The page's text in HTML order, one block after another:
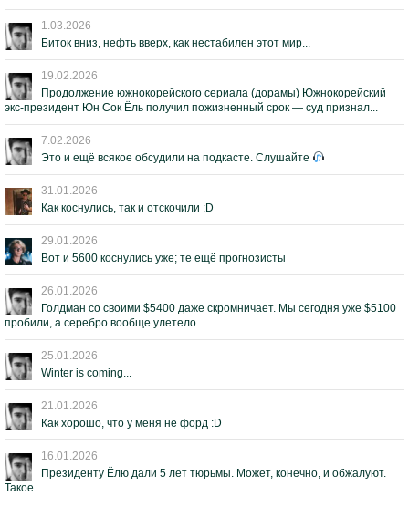
1.03.2026
Биток вниз, нефть вверх, как нестабилен этот мир...
19.02.2026
Продолжение южнокорейского сериала (дорамы) Южнокорейский
экс-президент Юн Сок Ёль получил пожизненный срок — суд признал...
7.02.2026
Это и ещё всякое обсудили на подкасте. Слушайте
31.01.2026
Как коснулись, так и отскочили :D
29.01.2026
Вот и 5600 коснулись уже; те ещё прогнозисты
26.01.2026
Голдман со своими $5400 даже скромничает. Мы сегодня уже $5100
пробили, а серебро вообще улетело...
25.01.2026
Winter is coming...
21.01.2026
Как хорошо, что у меня не форд :D
16.01.2026
Президенту Ёлю дали 5 лет тюрьмы. Может, конечно, и обжалуют.
Такое.